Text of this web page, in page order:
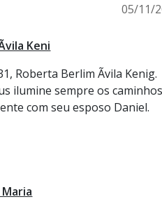
05/11/
Keni
Roberta Berlim Ãvila Kenig.
ilumine sempre os
com seu esposo Daniel.